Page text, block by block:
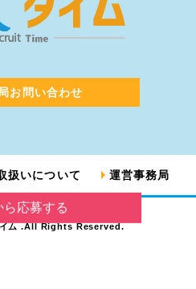
ら応募する
お問い合わせ
扱いについて 運営事務局
ム .All Rights Reserved.